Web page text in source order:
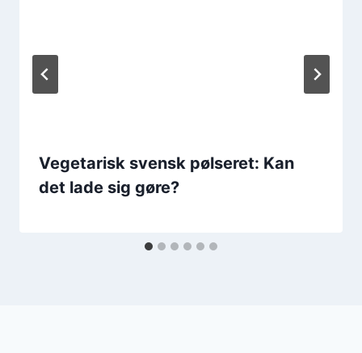
Vegetarisk svensk pølseret: Kan
det lade sig gøre?